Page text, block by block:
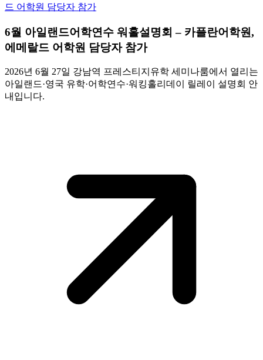
6월 아일랜드어학연수 워홀설명회 – 카플란어학원,
에메랄드 어학원 담당자 참가
2026년 6월 27일 강남역 프레스티지유학 세미나룸에서 열리는
아일랜드·영국 유학·어학연수·워킹홀리데이 릴레이 설명회 안
내입니다.